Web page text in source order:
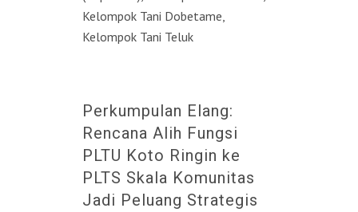
Kelompok Tani Dobetame,
Kelompok Tani Teluk
Perkumpulan Elang:
Rencana Alih Fungsi
PLTU Koto Ringin ke
PLTS Skala Komunitas
Jadi Peluang Strategis